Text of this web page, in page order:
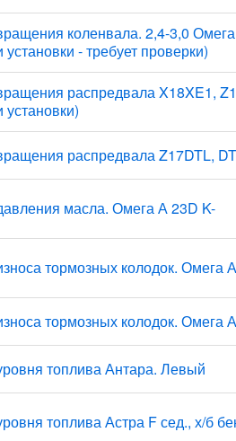
коленвала. 2,4-3,0
- требует проверки)
распредвала X18XE1,
распредвала Z17DTL,
масла. Омега А 23D K-
тормозных колодок. Омега
тормозных колодок. Омега
топлива Антара. Левый
топлива Астра F сед., х/б